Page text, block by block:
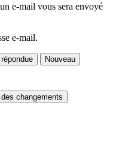
e-mail vous sera envoyé
e-mail.
répondue
Nouveau
changements